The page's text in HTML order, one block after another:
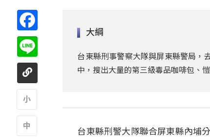
大綱
台東縣刑事警察大隊與屏東縣警局，
中，搜出大量的第三級毒品咖啡包、
台東縣刑警大隊聯合屏東縣內埔